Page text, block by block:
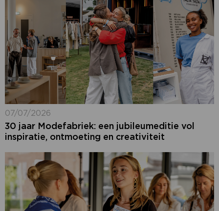
07/07/2026
30 jaar Modefabriek: een jubileumeditie vol
inspiratie, ontmoeting en creativiteit